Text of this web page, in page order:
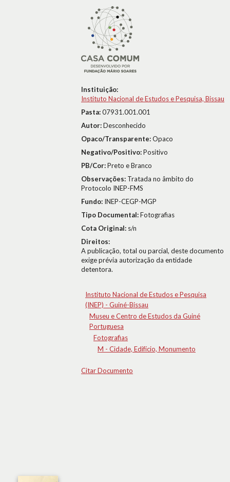
Instituição:
Instituto Nacional de Estudos e Pesquisa, Bissau
Pasta:07931.001.001
Autor:Desconhecido
Opaco/Transparente:Opaco
Negativo/Positivo:Positivo
PB/Cor:Preto e Branco
Observações: Tratada no âmbito do
Protocolo INEP-FMS
Fundo: INEP-CEGP-MGP
Tipo Documental:Fotografias
Cota Original: s/n
Direitos:
A publicação, total ou parcial, deste documento
exige prévia autorização da entidade
detentora.
Instituto Nacional de Estudos e Pesquisa
(INEP) - Guiné-Bissau
Museu e Centro de Estudos da Guiné
Portuguesa
Fotografias
M - Cidade, Edifício, Monumento
Citar Documento